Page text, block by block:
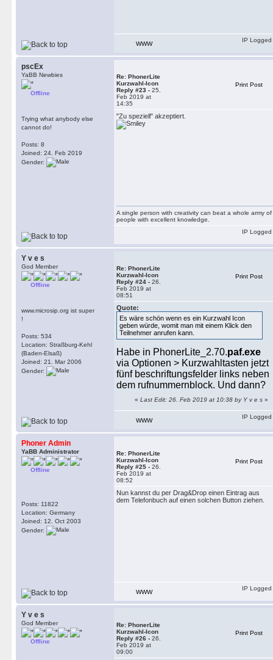
WWW
IP Logged
pscEx
YaBB Newbies
Offline
Trying what anybody else
cannot do!
Posts: 8
Joined: 24. Feb 2019
Gender:
Re: PhonerLite
Kurzwahl-Icon
Reply #23 - 25.
Feb 2019 at
14:35
Print Post
"Zu speziell" akzeptiert.
A single person with creativity can beat a whole army of
people with excellent knowledge.
IP Logged
Y v e s
God Member
Offline
www.microsip.org ist super
!
Posts: 534
Location: Straßburg-Kehl
(Baden-Elsaß)
Joined: 21. Mar 2006
Gender:
Re: PhonerLite
Kurzwahl-Icon
Reply #24 - 26.
Feb 2019 at
08:51
Print Post
Quote:
Es wäre schön wenn es ein Kurzwahl Icon
geben würde, womit man mit einem Klick den
Teilnehmer anrufen kann.
Habe in PhonerLite_2.70.paf.exe
via Optionen > Kurzwahltasten jetzt
fünf beschriftungsfelder links neben
dem rufnummernblock. Und dann?
«Last Edit: 26. Feb 2019 at 10:38 by Y v e s »
WWW
IP Logged
Phoner Admin
YaBB Administrator
Offline
Posts: 11822
Location: Germany
Joined: 12. Oct 2003
Gender:
Re: PhonerLite
Kurzwahl-Icon
Reply #25 - 26.
Feb 2019 at
08:52
Print Post
Nun kannst du per Drag&Drop einen Eintrag aus
dem Telefonbuch auf einen solchen Button ziehen.
WWW
IP Logged
Y v e s
God Member
Offline
Re: PhonerLite
Kurzwahl-Icon
Reply #26 - 26.
Feb 2019 at
09:00
Print Post